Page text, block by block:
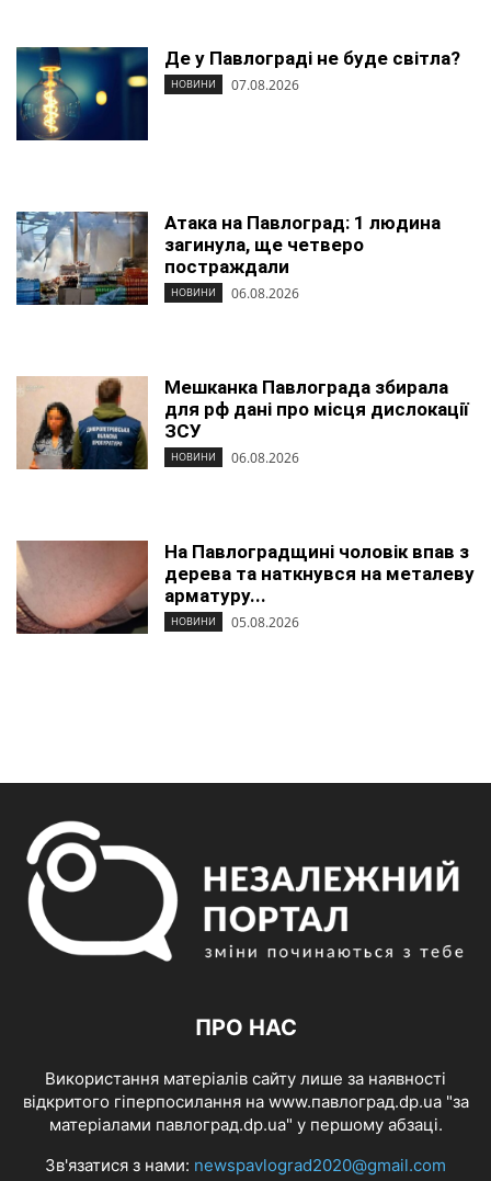
Де у Павлограді не буде світла?
НОВИНИ 07.08.2026
Атака на Павлоград: 1 людина
загинула, ще четверо
постраждали
НОВИНИ 06.08.2026
Мешканка Павлограда збирала
для рф дані про місця дислокації
ЗСУ
НОВИНИ 06.08.2026
На Павлоградщині чоловік впав з
дерева та наткнувся на металеву
арматуру...
НОВИНИ 05.08.2026
ПРО НАС
Використання матеріалів сайту лише за наявності
відкритого гіперпосилання на www.павлоград.dp.ua "за
матеріалами павлоград.dp.ua" у першому абзаці.
Зв'язатися з нами: newspavlograd2020@gmail.com